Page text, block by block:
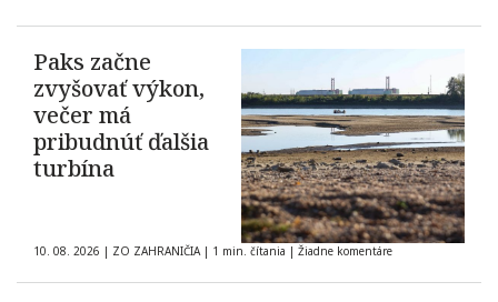
Paks začne
zvyšovať výkon,
večer má
pribudnúť ďalšia
turbína
10. 08. 2026 | ZO ZAHRANIČIA | 1 min. čítania | Žiadne komentáre